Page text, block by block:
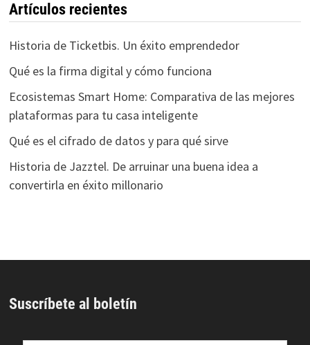
Artículos recientes
Historia de Ticketbis. Un éxito emprendedor
Qué es la firma digital y cómo funciona
Ecosistemas Smart Home: Comparativa de las mejores
plataformas para tu casa inteligente
Qué es el cifrado de datos y para qué sirve
Historia de Jazztel. De arruinar una buena idea a
convertirla en éxito millonario
Suscríbete al boletín